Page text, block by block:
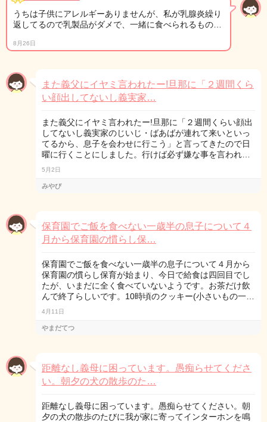
うちは子供にアレルギーありませんが、私が乳腺炎繰り
返してるので乳製品がダメで、一緒に食べられるもの…
8月26日
また義父にイヤミ言われたー!旦那に「２週間くら
い顔出してないし義実家…
また義父にイヤミ言われたー!旦那に「２週間くらい顔出
してないし義実家のじいじ・ばあばが連れて来いといっ
てるから、息子を会わせに行こう」と言ってきたので日
曜に行くことにしました。行けば必ず嫌な事を言われ…
5月2日
みやび
保育園でご飯を食べない一歳半の息子について４
月から保育園の慣らし保…
保育園でご飯を食べない一歳半の息子について４月から
保育園の慣らし保育が始まり、今日で給食は四回目でし
たが、いまだに全く食べていないようです。お茶だけ飲
んで終了らしいです。10時頃のクッキー(小さいもの一…
4月11日
やまだてつ
距離なし義母に困っています。愚痴らせてくださ
い。朝夕の犬の散歩のた…
距離なし義母に困っています。愚痴らせてください。朝
夕の犬の散歩のたびに我が家に寄ってインターホンを鳴